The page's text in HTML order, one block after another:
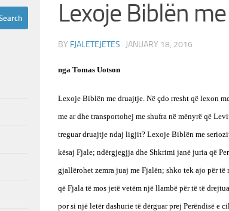
Lexoje Biblën
BY FJALETEJETES · JANUARY 18, 2016
nga Tomas Uotson
Lexoje Biblën me druajtje. Në çdo rresht që lexon
me ar dhe transportohej me shufra në mënyrë që
treguar druajtje ndaj ligjit? Lexoje Biblën me
kësaj Fjale; ndërgjegjja dhe Shkrimi janë juria që
gjallërohet zemra juaj me Fjalën; shko tek ajo për
që Fjala të mos jetë vetëm një llambë për të të
por si një letër dashurie të dërguar prej Perëndisë e